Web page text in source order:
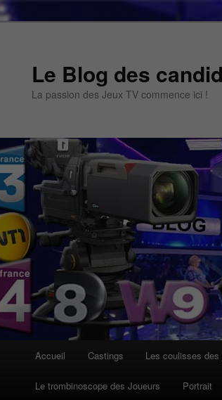
Le Blog des
La passion des Jeux TV commence ici !
Accueil Castings Les coulisses des
Le trombinoscope des Joueurs Portrait